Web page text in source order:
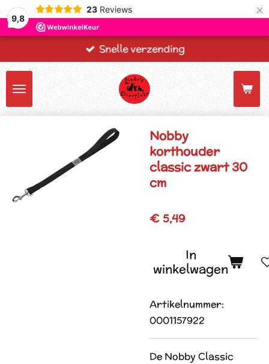
9,8
23 Reviews ×
Snelle verzending
Nobby
korthouder
classic zwart 30
cm
€ 5,49
In
winkelwagen
Artikelnummer:
0001157922
De Nobby Classic